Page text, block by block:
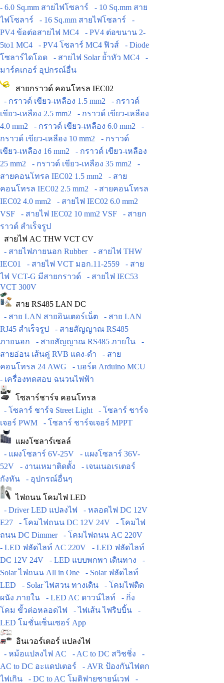
- 6.0 Sq.mm สายไฟโซลาร์
- 10 Sq.mm สาย
ไฟโซลาร์
- 16 Sq.mm สายไฟโซลาร์
-
PV4 ข้อต่อสายไฟ MC4
- PV4 ต่อขนาน 2-
5to1 MC4
- PV4 โซลาร์ MC4 ฟิวส์
- Diode
โซลาร์ไดโอด
- สายไฟ Solar ย้ำหัว MC4
-
มาร์คเกอร์ อุปกรณ์อื่น
สายกราวด์ คอนโทรล IEC02
- กราวด์ เขียว-เหลือง 1.5 mm2
- กราวด์
เขียว-เหลือง 2.5 mm2
- กราวด์ เขียว-เหลือง
4.0 mm2
- กราวด์ เขียว-เหลือง 6.0 mm2
-
กราวด์ เขียว-เหลือง 10 mm2
- กราวด์
เขียว-เหลือง 16 mm2
- กราวด์ เขียว-เหลือง
25 mm2
- กราวด์ เขียว-เหลือง 35 mm2
-
สายคอนโทรล IEC02 1.5 mm2
- สาย
คอนโทรล IEC02 2.5 mm2
- สายคอนโทรล
IEC02 4.0 mm2
- สายไฟ IEC02 6.0 mm2
VSF
- สายไฟ IEC02 10 mm2 VSF
- สายก
ราวด์ สำเร็จรูป
สายไฟ AC THW VCT CV
- สายไฟภายนอก Rubber
- สายไฟ THW
IEC01
- สายไฟ VCT มอก.11-2559
- สาย
ไฟ VCT-G มีสายกราวด์
- สายไฟ IEC53
VCT 300V
สาย RS485 LAN DC
- สาย LAN สายอินเตอร์เน็ต
- สาย LAN
RJ45 สำเร็จรูป
- สายสัญญาณ RS485
ภายนอก
- สายสัญญาณ RS485 ภายใน
-
สายอ่อน เส้นคู่ RVB แดง-ดำ
- สาย
คอนโทรล 24 AWG
- บอร์ด Arduino MCU
- เครื่องทดสอบ ฉนวนไฟฟ้า
โซลาร์ชาร์จ คอนโทรล
- โซลาร์ ชาร์จ Street Light
- โซลาร์ ชาร์จ
เจอร์ PWM
- โซลาร์ ชาร์จเจอร์ MPPT
แผงโซลาร์เซลล์
- แผงโซลาร์ 6V-25V
- แผงโซลาร์ 36V-
52V
- งานเหมาติดตั้ง
- เจนเนอเรเตอร์
กังหัน
- อุปกรณ์อื่นๆ
ไฟถนน โคมไฟ LED
- Driver LED แปลงไฟ
- หลอดไฟ DC 12V
E27
- โคมไฟถนน DC 12V 24V
- โคมไฟ
ถนน DC Dimmer
- โคมไฟถนน AC 220V
- LED ฟลัดไลท์ AC 220V
- LED ฟลัดไลท์
DC 12V 24V
- LED แบบพกพา เดินทาง
-
Solar ไฟถนน All in One
- Solar ฟลัดไลท์
LED
- Solar ไฟสวน ทางเดิน
- โคมไฟติด
ผนัง ภายใน
- LED AC ดาวน์ไลท์
- กิ่ง
โคม ขั้วต่อหลอดไฟ
- ไฟเส้น ไฟริบบิ้น
-
LED โมชั่นเซ็นเซอร์ App
อินเวอร์เตอร์ แปลงไฟ
- หม้อแปลงไฟ AC
- AC to DC สวิชชิ่ง
-
AC to DC อะแดปเตอร์
- AVR ป้องกันไฟตก
ไฟเกิน
- DC to AC โมดิฟายชายน์เวฟ -